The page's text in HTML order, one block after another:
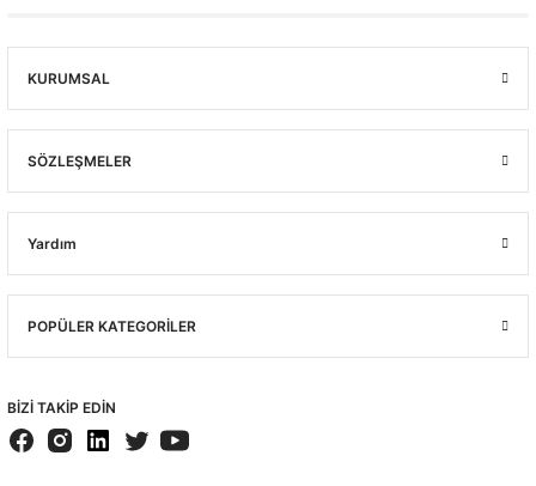
KURUMSAL
SÖZLEŞMELER
Yardım
POPÜLER KATEGORİLER
BİZİ TAKİP EDİN